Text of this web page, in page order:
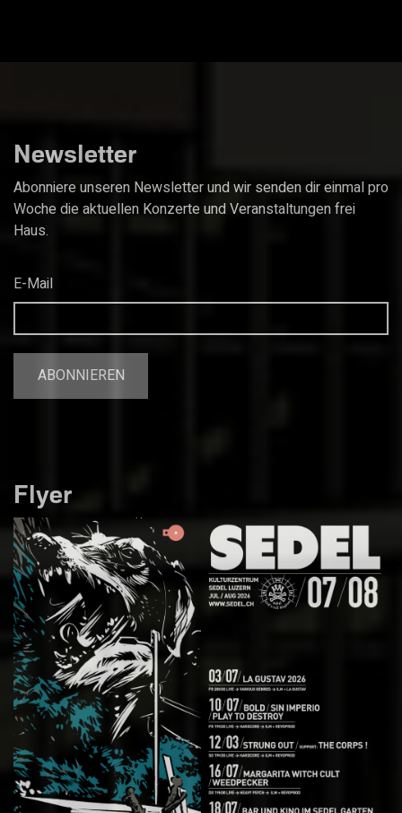
Newsletter
Abonniere unseren Newsletter und wir senden dir einmal pro
Woche die aktuellen Konzerte und Veranstaltungen frei
Haus.
E-Mail
Flyer